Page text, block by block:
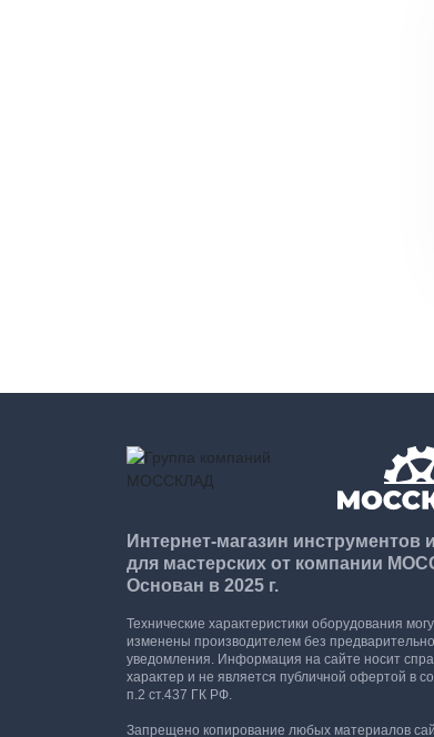
Интернет-магазин инструментов
для мастерских от компании
Основан в 2025 г.
Технические характеристики оборудования
изменены производителем без
уведомления. Информация на сайте носит
характер и не является публичной офертой в
п.2 ст.437 ГК РФ.
Запрещено копирование любых материалов